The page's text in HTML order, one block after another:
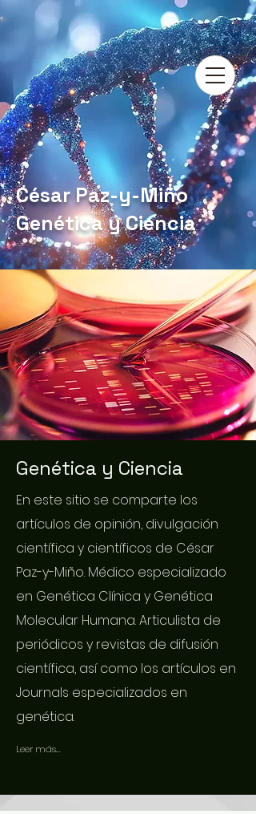
César Paz-y-Miño
Genética y Ciencia
Genética y Ciencia
En este sitio se comparte los
artículos de opinión, divulgación
científica y científicos de César
Paz-y-Miño. Médico especializado
en Genética Clínica y Genética
Molecular Humana. Articulista de
periódicos y revistas de difusión
científica, así como los artículos en
Journals especializados en
genética.
Leer más...